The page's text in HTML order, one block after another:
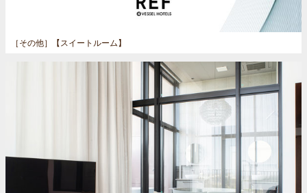
［その他］ 【スイートルーム】